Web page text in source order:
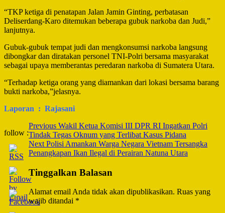
“TKP ketiga di penatapan Jalan Jamin Ginting, perbatasan
Deliserdang-Karo ditemukan beberapa gubuk narkoba dan Judi,”
lanjutnya.
Gubuk-gubuk tempat judi dan mengkonsumsi narkoba langsung
dibongkar dan diratakan personel TNI-Polri bersama masyarakat
sebagai upaya memberantas peredaran narkoba di Sumatera Utara.
“Terhadap ketiga orang yang diamankan dari lokasi bersama barang
bukti narkoba,”jelasnya.
Laporan : Rajasani
follow :
Post
Navigation
Previous Wakil Ketua Komisi III DPR RI Ingatkan Polri
Tindak Tegas Oknum yang Terlibat Kasus Pidana
Next Polisi Amankan Warga Negara Vietnam Tersangka
Penangkapan Ikan Ilegal di Perairan Natuna Utara
Tinggalkan Balasan
Alamat email Anda tidak akan dipublikasikan. Ruas yang
wajib ditandai *